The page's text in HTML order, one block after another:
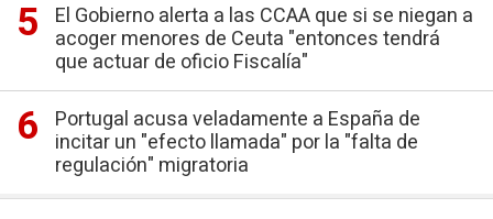
El Gobierno alerta a las CCAA que si se niegan a
acoger menores de Ceuta "entonces tendrá
que actuar de oficio Fiscalía"
Portugal acusa veladamente a España de
incitar un "efecto llamada" por la "falta de
regulación" migratoria